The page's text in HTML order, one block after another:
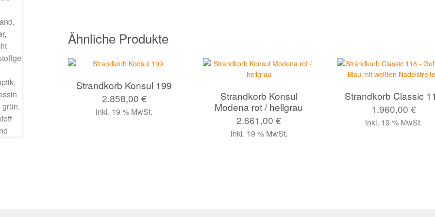
Ähnliche Produkte
Strandkorb Konsul 199
2.858,00 €
inkl. 19 % MwSt.
Strandkorb Konsul
Modena rot / hellgrau
2.661,00€
inkl. 19 % MwSt.
Strandkorb Classic
1.960,00 €
inkl. 19 % MwSt.